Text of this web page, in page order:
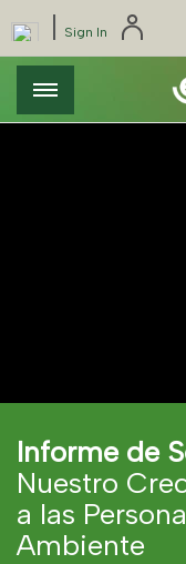
al
contenido
principal
Select
language
Sign In
Informe de
Nuestro
a las
Ambiente
Pannello di